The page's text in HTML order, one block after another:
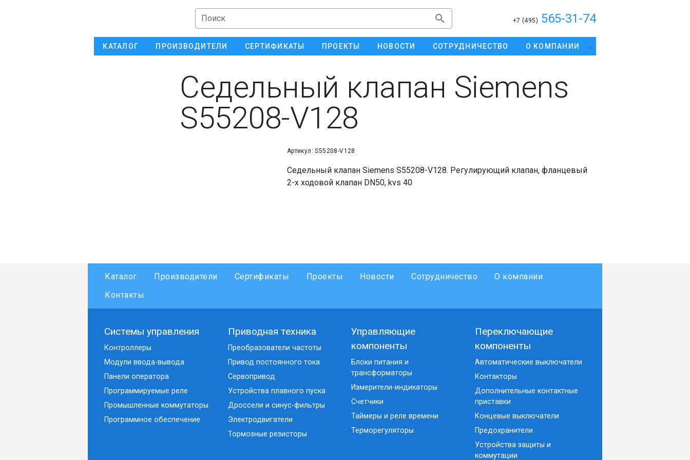
Поиск +7 (495) 565-31-74
КАТАЛОГ ПРОИЗВОДИТЕЛИ СЕРТИФИКАТЫ ПРОЕКТЫ НОВОСТИ СОТРУДНИЧЕСТВО О КОМПАНИИ
Седельный клапан Siemens
S55208-V128
Артикул: S55208-V128
Седельный клапан Siemens S55208-V128. Регулирующий клапан, фланцевый
2-х ходовой клапан DN50, kvs 40
Каталог Производители Сертификаты Проекты Новости Сотрудничество
О компании
Контакты
Системы управления
Контроллеры
Модули ввода-вывода
Панели оператора
Программируемые реле
Промышленные коммутаторы
Программное обеспечение
Приводная техника
Преобразователи частоты
Привод постоянного тока
Сервопривод
Устройства плавного пуска
Дроссели и синус-фильтры
Электродвигатели
Тормозные резисторы
Управляющие
компоненты
Блоки питания и
трансформаторы
Измерители-индикаторы
Счетчики
Таймеры и реле времени
Терморегуляторы
Переключающие
компоненты
Автоматические выключатели
Контакторы
Дополнительные контактные
приставки
Концевые выключатели
Предохранители
Устройства защиты и
коммутации